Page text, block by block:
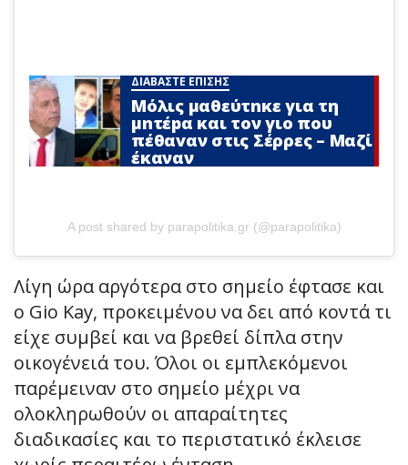
ΔΙΑΒΑΣΤΕ ΕΠΙΣΗΣ
Μόλις μαθεύτnκε για τη
μnτέpα και τον γιo που
πέθαvαν στις Σέρρες – Μαζί
έκαναν
A post shared by parapolitika.gr (@parapolitika)
Λίγη ώρα αργότερα στο σημείο έφτασε και
ο Gio Kay, προκειμένου να δει από κοντά τι
είχε συμβεί και να βρεθεί δίπλα στην
οικογένειά του. Όλοι οι εμπλεκόμενοι
παρέμειναν στο σημείο μέχρι να
ολοκληρωθούν οι απαραίτητες
διαδικασίες και το περιστατικό έκλεισε